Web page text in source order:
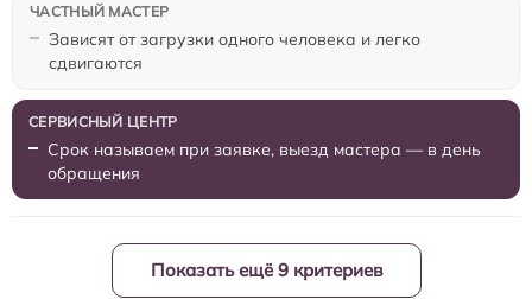
Зависят от загрузки одного человека и легко
сдвигаются
Срок называем при заявке, выезд мастера — в день
обращения
Показать ещё 9 критериев